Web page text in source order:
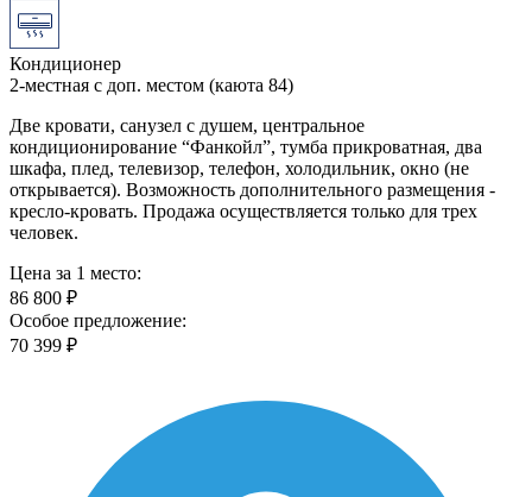
Кондиционер
2-местная с доп. местом (каюта 84)
Две кровати, санузел с душем, центральное
кондиционирование “Фанкойл”, тумба прикроватная, два
шкафа, плед, телевизор, телефон, холодильник, окно (не
открывается). Возможность дополнительного размещения -
кресло-кровать. Продажа осуществляется только для трех
человек.
Цена за 1 место:
86 800 ₽
Особое предложение:
70 399 ₽